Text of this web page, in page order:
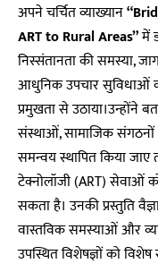
अपने चर्चित व्याख्यान
ART to Rural Areas”में
निस्संतानता की समस्या,
आधुनिक उपचार सुविधाओं
प्रमुखता से उठाया।उन्होंने
संस्थाओं, सामाजिक
समन्वय स्थापित किया जाए
टेक्नोलॉजी (ART) सेवाओं को
सकता है। उनकी प्रस्तुति
वास्तविक समस्याओं और
उपस्थित विशेषज्ञों को विशेष